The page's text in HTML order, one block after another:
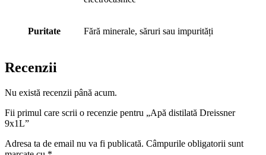
Puritate Fără minerale, săruri sau impurități
Recenzii
Nu există recenzii până acum.
Fii primul care scrii o recenzie pentru „Apă distilată Dreissner
9x1L”
Adresa ta de email nu va fi publicată. Câmpurile obligatorii sunt